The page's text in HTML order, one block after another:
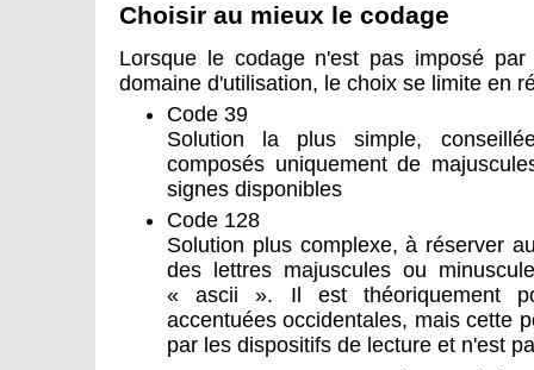
Choisir au mieux le codage
Lorsque le codage n'est pas imposé
domaine d'utilisation, le choix se limite en
Code 39
Solution la plus simple,
composés uniquement de
signes disponibles
Code 128
Solution plus complexe, à réserver
des lettres majuscules ou
« ascii ». Il est théoriquement
accentuées occidentales, mais cette
par les dispositifs de lecture et n'est